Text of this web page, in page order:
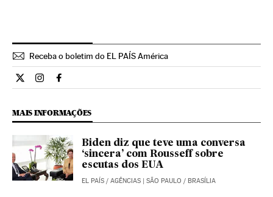
Receba o boletim do EL PAÍS América
Cultura El País Brasil en Twitter
Cultura El País Brasil en Instagram
Cultura El País Brasil en Facebook
MAIS INFORMAÇÕES
Biden diz que teve uma conversa
‘sincera’ com Rousseff sobre
escutas dos EUA
EL PAÍS / AGÊNCIAS | SÃO PAULO / BRASÍLIA